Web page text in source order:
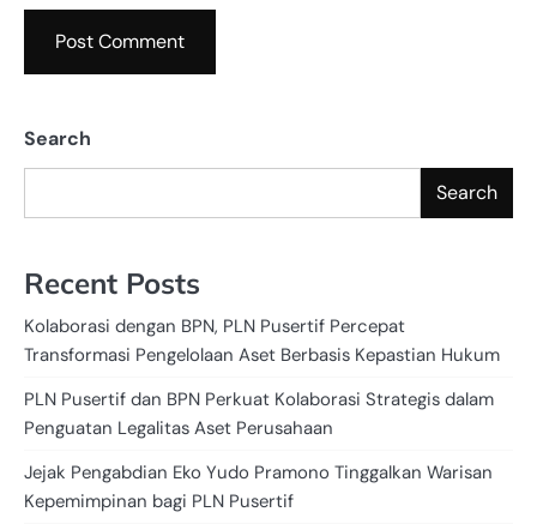
Search
Search
Recent Posts
Kolaborasi dengan BPN, PLN Pusertif Percepat
Transformasi Pengelolaan Aset Berbasis Kepastian Hukum
PLN Pusertif dan BPN Perkuat Kolaborasi Strategis dalam
Penguatan Legalitas Aset Perusahaan
Jejak Pengabdian Eko Yudo Pramono Tinggalkan Warisan
Kepemimpinan bagi PLN Pusertif